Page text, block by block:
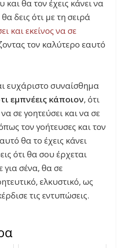
θα τον έχεις κάνει να
δεις ότι με τη σειρά
και εκείνος να σε
τον καλύτερο εαυτό
ευχάριστο συναίσθημα
εμπνέεις κάποιον, ότι
σε γοητεύσει και να σε
τον γοήτευσες και τον
θα το έχεις κάνει
ότι θα σου έρχεται
για σένα, θα σε
ελκυστικό, ως
τις εντυπώσεις.